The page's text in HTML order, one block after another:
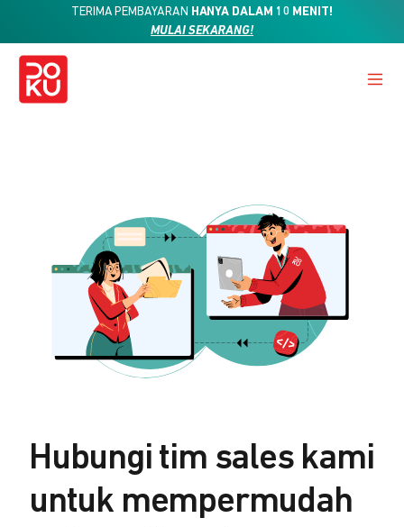
TERIMA PEMBAYARAN HANYA DALAM 10 MENIT!
MULAI SEKARANG!
Hubungi tim sales kami
untuk mempermudah